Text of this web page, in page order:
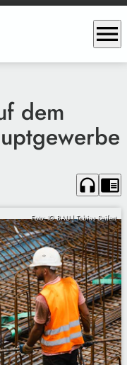
menu
dem
headphones chrome_reader_mode
Foto: IG BAU | Tobias Seifert